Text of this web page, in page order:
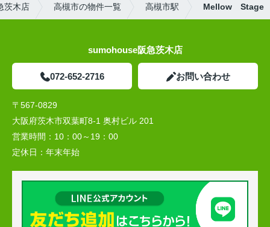
茨木店 高槻市の物件一覧 高槻市駅 Mellow Stage
sumohouse阪急茨木店
072-652-2716 お問い合わせ
〒567-0829
大阪府茨木市双葉町8-1 奥村ビル 201
営業時間： 10：00～19：00
定休日： 年末年始